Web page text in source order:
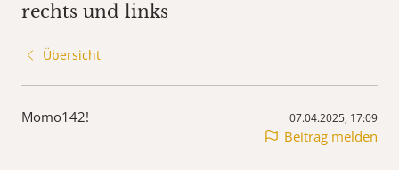
rechts und links
Übersicht
Momo142! 07.04.2025, 17:09
Beitrag melden